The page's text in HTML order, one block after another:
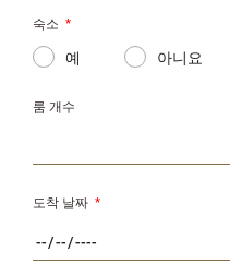
숙소 *
예 아니요
룸 개수
도착 날짜 *